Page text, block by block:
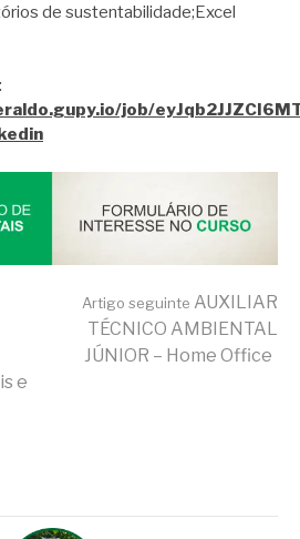
de sustentabilidade;Excel
job/
e
Artigo seguinte AUXILIAR
TÉCNICO AMBIENTAL
JÚNIOR – Home Office